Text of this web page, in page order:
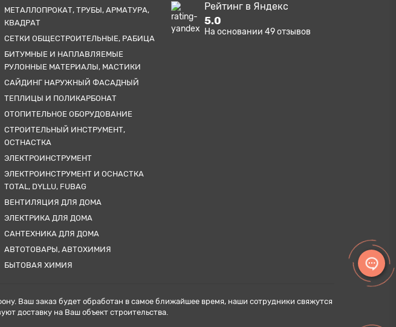
МЕТАЛЛОПРОКАТ, ТРУБЫ, АРМАТУРА,
КВАДРАТ
СЕТКИ ОБЩЕСТРОИТЕЛЬНЫЕ, РАБИЦА
БИТУМНЫЕ И НАПЛАВЛЯЕМЫЕ
РУЛОННЫЕ МАТЕРИАЛЫ, МАСТИКИ
САЙДИНГ НАРУЖНЫЙ ФАСАДНЫЙ
ТЕПЛИЦЫ И ПОЛИКАРБОНАТ
ОТОПИТЕЛЬНОЕ ОБОРУДОВАНИЕ
СТРОИТЕЛЬНЫЙ ИНСТРУМЕНТ,
ОСТНАСТКА
ЭЛЕКТРОИНСТРУМЕНТ
ЭЛЕКТРОИНСТРУМЕНТ И ОСНАСТКА
TOTAL, DYLLU, FUBAG
ВЕНТИЛЯЦИЯ ДЛЯ ДОМА
ЭЛЕКТРИКА ДЛЯ ДОМА
САНТЕХНИКА ДЛЯ ДОМА
АВТОТОВАРЫ, АВТОХИМИЯ
БЫТОВАЯ ХИМИЯ
Рейтинг в Яндекс
5.0
На основании 49отзывов
Ваш заказ будет обработан в самое ближайшее время, наши сотрудники свяжутся
доставку на Ваш объект строительства.